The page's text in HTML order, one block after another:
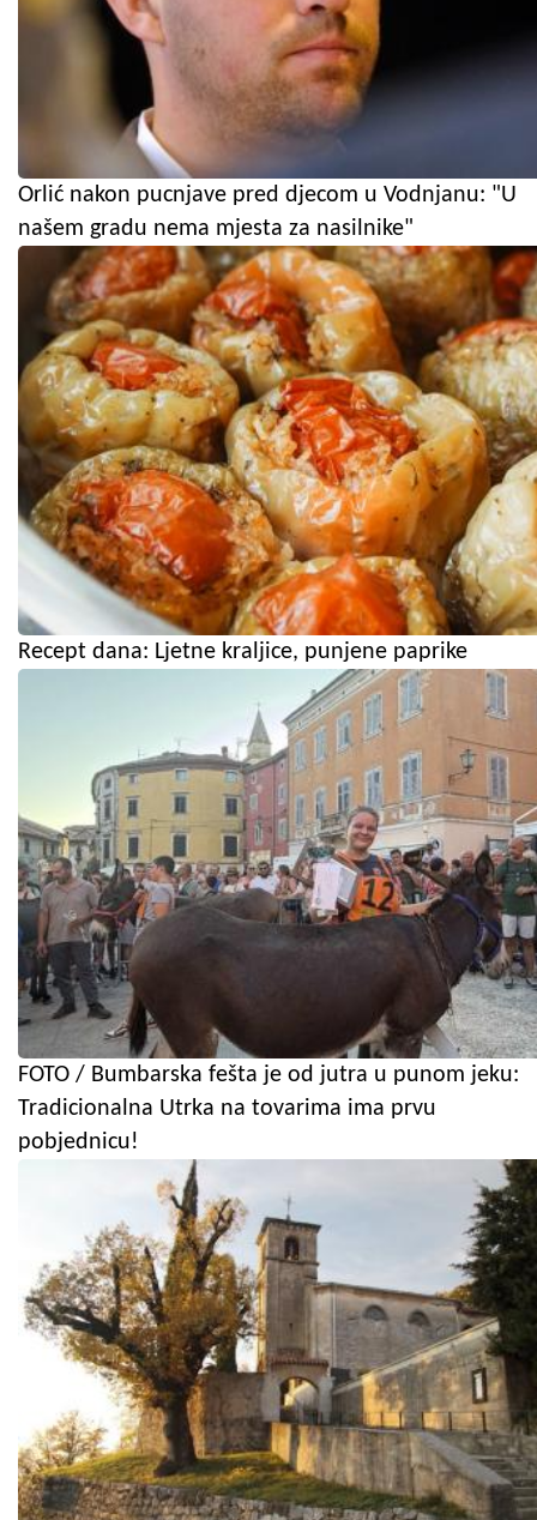
Orlić nakon pucnjave pred djecom u Vodnjanu: "U
našem gradu nema mjesta za nasilnike"
Recept dana: Ljetne kraljice, punjene paprike
FOTO / Bumbarska fešta je od jutra u punom jeku:
Tradicionalna Utrka na tovarima ima prvu
pobjednicu!